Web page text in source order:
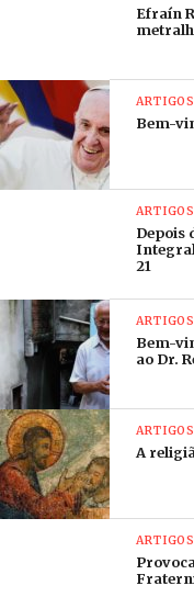
Efraín
ARTIGOS
Bem-
ARTIGOS
Depois
21
ARTIGOS
Bem-
ao Dr.
ARTIGOS
A
ARTIGOS